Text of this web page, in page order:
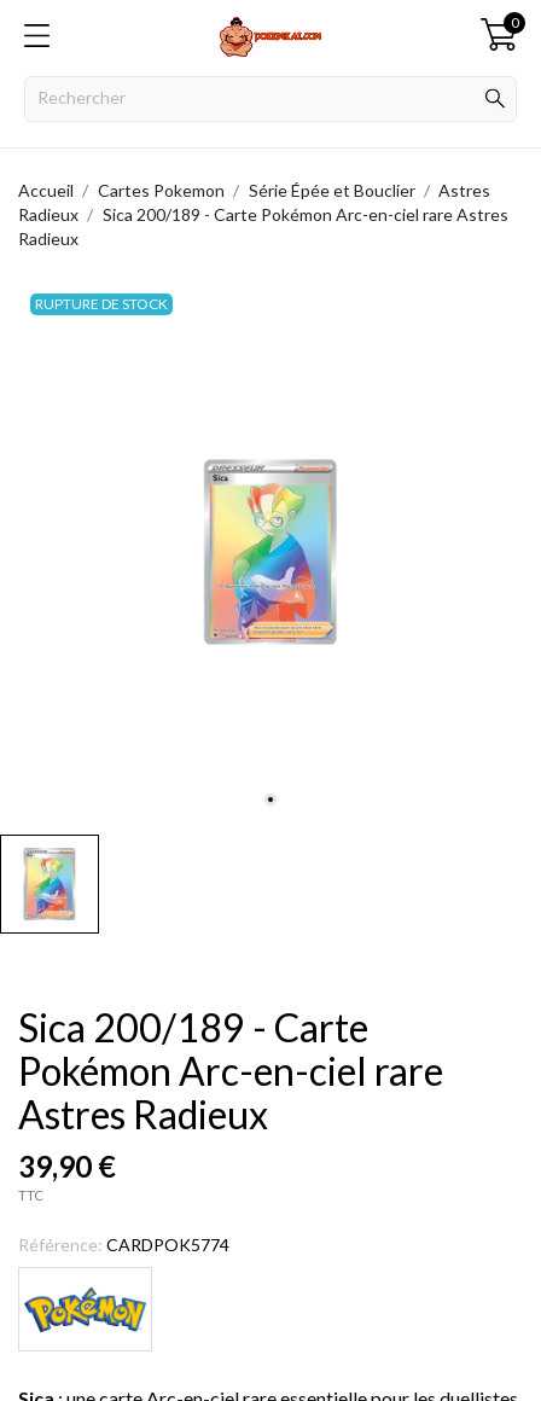
0
Accueil Cartes Pokemon Série Épée et Bouclier
Astres
Radieux
Sica 200/189 - Carte Pokémon Arc-en-ciel rare Astres
Radieux
RUPTURE DE STOCK
Sica 200/189 - Carte
Pokémon Arc-en-ciel rare
Astres Radieux
39,90 €
TTC
Référence: CARDPOK5774